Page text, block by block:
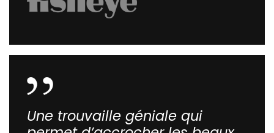
Une trouvaille géniale qui